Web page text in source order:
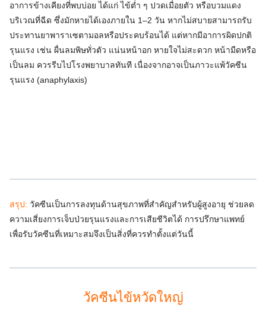
อาการข้างเคียงที่พบบ่อย ได้แก่ ไข้ต่ำ ๆ ปวดเมื่อยตัว หรือบวมแดง
บริเวณที่ฉีด ซึ่งมักหายได้เองภายใน 1–2 วัน หากไม่สบายสามารถรับ
ประทานยาพาราเซตามอลหรือประคบร้อนได้ แต่หากมีอาการผิดปกติ
รุนแรง เช่น ผื่นลมพิษทั่วตัว แน่นหน้าอก หายใจไม่สะดวก หน้ามืดหรือ
เป็นลม ควรรีบไปโรงพยาบาลทันที เนื่องจากอาจเป็นภาวะแพ้วัคซีน
รุนแรง (anaphylaxis)
สรุป: วัคซีนเป็นการลงทุนด้านสุขภาพที่สำคัญสำหรับผู้สูงอายุ ช่วยลด
ความเสี่ยงการเจ็บป่วยรุนแรงและการเสียชีวิตได้ การปรึกษาแพทย์
เพื่อรับวัคซีนที่เหมาะสมจึงเป็นสิ่งที่ควรทำตั้งแต่วันนี้
วัคซีนไข้หวัดใหญ่